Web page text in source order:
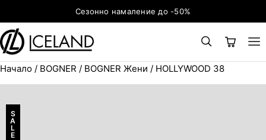
Към съдържаниетоСезонно намаление до -50%
ТЪРСЕНЕ
Начало / BOGNER / BOGNER Жени / HOLLYWOOD 38
S
A
L
E